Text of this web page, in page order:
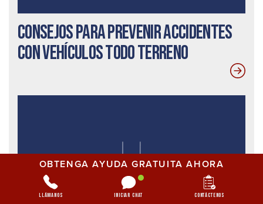
Consejos para prevenir accidentes
con vehículos todo terreno
OBTENGA AYUDA GRATUITA AHORA
Llámanos Iniciar chat Contáctenos